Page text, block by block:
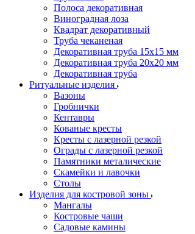
Полоса декоративная
Виноградная лоза
Квадрат декоративный
Труба чеканеная
Декоративная труба 15х15 мм
Декоративная труба 20х20 мм
Декоративная труба
Ритуальные изделия
Вазоны
Гробнички
Кентавры
Кованые кресты
Кресты с лазерной резкой
Ограды с лазерной резкой
Памятники металические
Скамейки и лавочки
Столы
Изделия для костровой зоны
Мангалы
Костровые чаши
Садовые камины